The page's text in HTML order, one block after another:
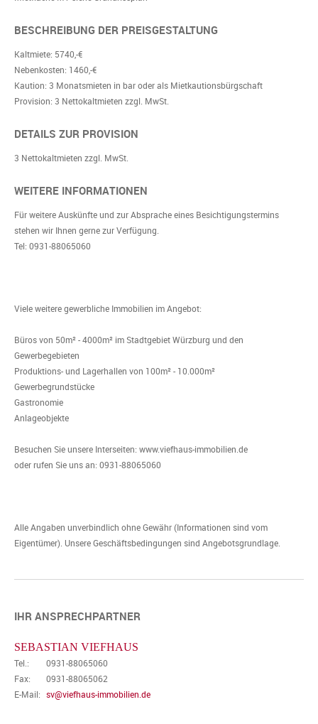
BESCHREIBUNG DER PREISGESTALTUNG
Kaltmiete: 5740,-€
Nebenkosten: 1460,-€
Kaution: 3 Monatsmieten in bar oder als Mietkautionsbürgschaft
Provision: 3 Nettokaltmieten zzgl. MwSt.
DETAILS ZUR PROVISION
3 Nettokaltmieten zzgl. MwSt.
WEITERE INFORMATIONEN
Für weitere Auskünfte und zur Absprache eines Besichtigungstermins
stehen wir Ihnen gerne zur Verfügung.
Tel: 0931-88065060
Viele weitere gewerbliche Immobilien im Angebot:
Büros von 50m² - 4000m² im Stadtgebiet Würzburg und den
Gewerbegebieten
Produktions- und Lagerhallen von 100m² - 10.000m²
Gewerbegrundstücke
Gastronomie
Anlageobjekte
Besuchen Sie unsere Interseiten: www.viefhaus-immobilien.de
oder rufen Sie uns an: 0931-88065060
Alle Angaben unverbindlich ohne Gewähr (Informationen sind vom
Eigentümer). Unsere Geschäftsbedingungen sind Angebotsgrundlage.
IHR ANSPRECHPARTNER
SEBASTIAN VIEFHAUS
Tel.:
0931-88065060
Fax:
0931-88065062
E-Mail: sv@viefhaus-immobilien.de